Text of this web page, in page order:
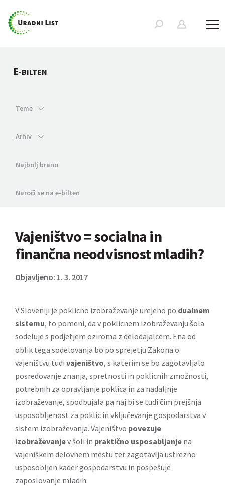
E-BILTEN
Teme
Arhiv
Najbolj brano
Naroči se na e-bilten
Vajeništvo = socialna in
finančna neodvisnost mladih?
Objavljeno: 1. 3. 2017
V Sloveniji je poklicno izobraževanje urejeno po dualnem
sistemu, to pomeni, da v poklicnem izobraževanju šola
sodeluje s podjetjem oziroma z delodajalcem. Ena od
oblik tega sodelovanja bo po sprejetju Zakona o
vajeništvu tudi vajeništvo, s katerim se bo zagotavljalo
posredovanje znanja, spretnosti in poklicnih zmožnosti,
potrebnih za opravljanje poklica in za nadaljnje
izobraževanje, spodbujala pa naj bi se tudi čim prejšnja
usposobljenost za poklic in vključevanje gospodarstva v
sistem izobraževanja. Vajeništvo povezuje
izobraževanjev šoli in praktično usposabljanje na
vajeniškem delovnem mestu ter zagotavlja ustrezno
usposobljen kader gospodarstvu in pospešuje
zaposlovanje mladih.